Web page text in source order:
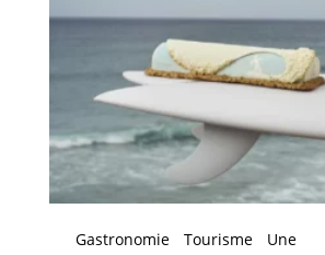
Gastronomie Tourisme Une